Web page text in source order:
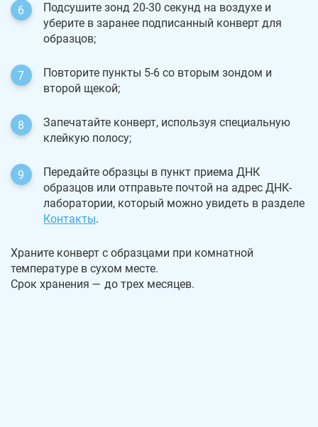
Подсушите зонд 20-30 секунд на воздухе и
уберите в заранее подписанный конверт для
образцов;
Повторите пункты 5-6 со вторым зондом и
второй щекой;
Запечатайте конверт, используя специальную
клейкую полосу;
Передайте образцы в пункт приема ДНК
образцов или отправьте почтой на адрес ДНК-
лаборатории, который можно увидеть в разделе
Контакты.
Храните конверт с образцами при комнатной
температуре в сухом месте.
Срок хранения — до трех месяцев.